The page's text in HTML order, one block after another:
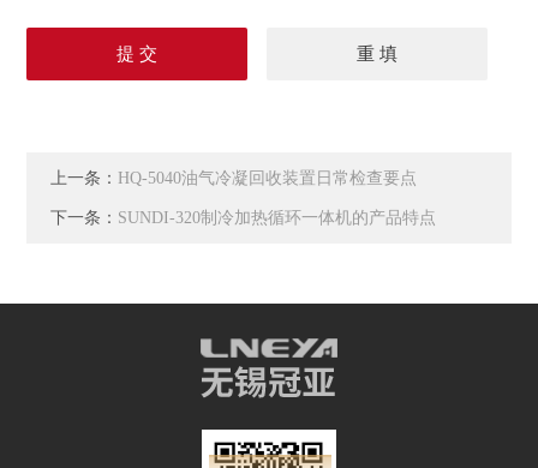
上一条： HQ-5040油气冷凝回收装置日常检查要点
下一条： SUNDI-320制冷加热循环一体机的产品特点